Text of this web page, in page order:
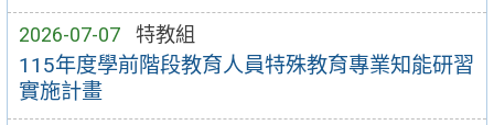
2026-07-07 特教組
115年度學前階段教育人員特殊教育專業知能研習
實施計畫